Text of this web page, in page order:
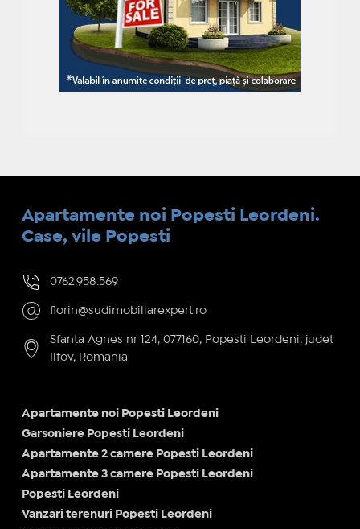
Apartamente noi Popesti Leordeni.
Case, vile Popesti
0762.958.569
florin@sudimobiliarexpert.ro
Sfanta Agnes nr 124, 077160, Popesti Leordeni, judet
Ilfov, Romania
Apartamente noi Popesti Leordeni
Garsoniere Popesti Leordeni
Apartamente 2 camere Popesti Leordeni
Apartamente 3 camere Popesti Leordeni
Popesti Leordeni
Vanzari terenuri Popesti Leordeni